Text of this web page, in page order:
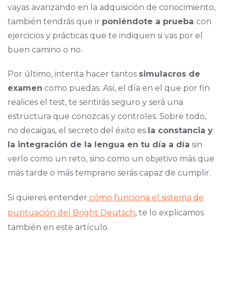
vayas avanzando en la adquisición de conocimiento,
también tendrás que ir poniéndote a prueba con
ejercicios y prácticas que te indiquen si vas por el
buen camino o no.
Por último, intenta hacer tantos simulacros de
examen como puedas. Así, el día en el que por fin
realices el test, te sentirás seguro y será una
estructura que conozcas y controles. Sobre todo,
no decaigas, el secreto del éxito es la constancia y
la integración de la lengua en tu día a día sin
verlo como un reto, sino como un objetivo más que
más tarde o más temprano serás capaz de cumplir.
Si quieres entender cómo funciona el sistema de
puntuación del Bright Deutsch, te lo explicamos
también en este artículo.